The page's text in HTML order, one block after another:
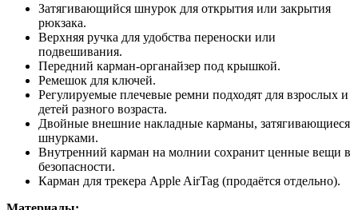
Затягивающийся шнурок для открытия или закрытия
рюкзака.
Верхняя ручка для удобства переноски или
подвешивания.
Передний карман-органайзер под крышкой.
Ремешок для ключей.
Регулируемые плечевые ремни подходят для взрослых и
детей разного возраста.
Двойные внешние накладные карманы, затягивающиеся
шнурками.
Внутренний карман на молнии сохранит ценные вещи в
безопасности.
Карман для трекера Apple AirTag (продаётся отдельно).